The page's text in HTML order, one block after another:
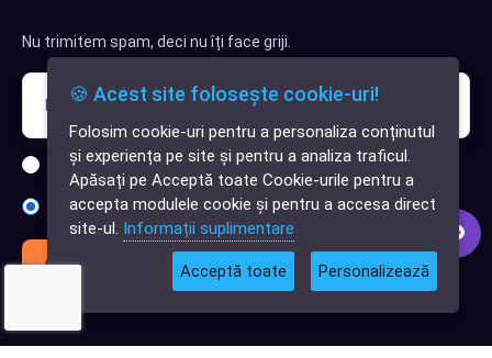
✕
Cauți o aplicație
software?
Nu trimitem spam, deci nu îți face griji.
Sunt interesat de clienți pentru compania mea IT
Sunt interesat de achiziții software
Abonează-te
🍪 Acest site folosește cookie-uri!
Folosim cookie-uri pentru a personaliza conținutul
și experiența pe site și pentru a analiza traficul.
Apăsați pe Acceptă toate Cookie-urile pentru a
accepta modulele cookie și pentru a accesa direct
site-ul. Informații suplimentare
Acceptă toate Personalizează